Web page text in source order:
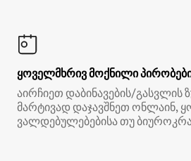
ყოველმხრივ მოქნილი
აირჩიეთ დაბინავების/გასვლის
მარტივად დაჯავშნეთ ონლაინ,
ვალდებულებებისა თუ